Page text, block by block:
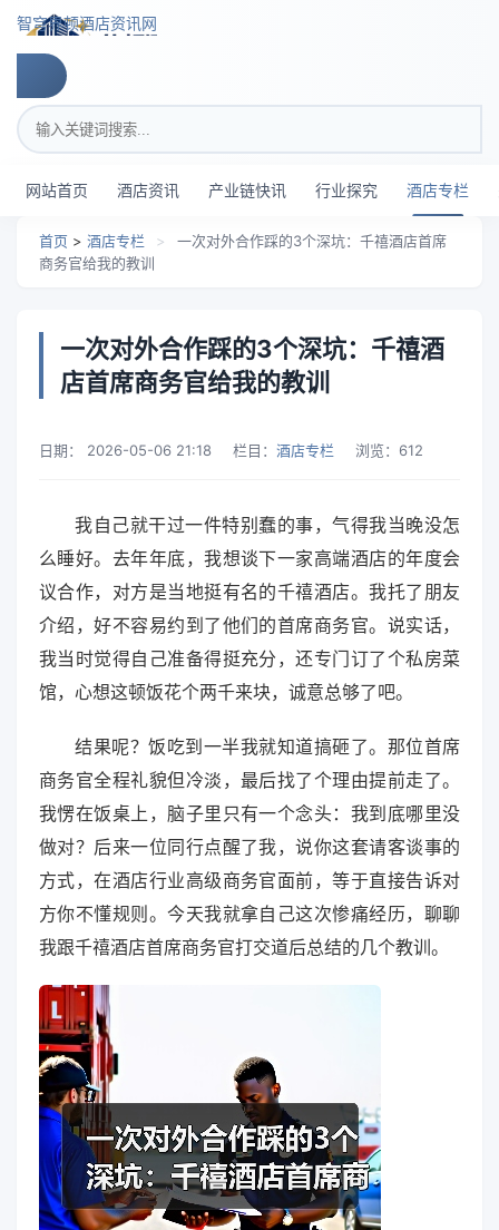
跳转到主要内容
智穹界顿酒店资讯网
搜索关键词
网站首页 酒店资讯 产业链快讯 行业探究 酒店专栏
首页 > 酒店专栏 >
一次对外合作踩的3个深坑：千禧酒店首席
商务官给我的教训
一次对外合作踩的3个深坑：千禧酒
店首席商务官给我的教训
日期： 2026-05-06 21:18 栏目： 酒店专栏 浏览： 612
我自己就干过一件特别蠢的事，气得我当晚没怎
么睡好。去年年底，我想谈下一家高端酒店的年度会
议合作，对方是当地挺有名的千禧酒店。我托了朋友
介绍，好不容易约到了他们的首席商务官。说实话，
我当时觉得自己准备得挺充分，还专门订了个私房菜
馆，心想这顿饭花个两千来块，诚意总够了吧。
结果呢？饭吃到一半我就知道搞砸了。那位首席
商务官全程礼貌但冷淡，最后找了个理由提前走了。
我愣在饭桌上，脑子里只有一个念头：我到底哪里没
做对？后来一位同行点醒了我，说你这套请客谈事的
方式，在酒店行业高级商务官面前，等于直接告诉对
方你不懂规则。今天我就拿自己这次惨痛经历，聊聊
我跟千禧酒店首席商务官打交道后总结的几个教训。